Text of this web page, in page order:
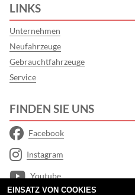
LINKS
Unternehmen
Neufahrzeuge
Gebrauchtfahrzeuge
Service
FINDEN SIE UNS
Facebook
Instagram
Youtube
EINSATZ VON COOKIES